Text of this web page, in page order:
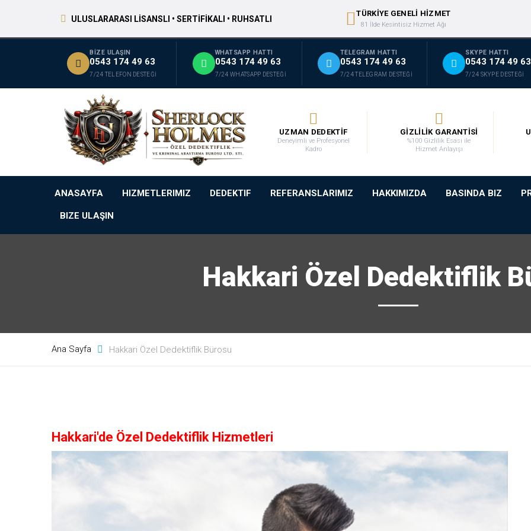
ULUSLARARASI LİSANSLI • SERTİFİKALI • RUHSATLI
TÜRKİYE GENELİ HİZMET
81 İlde Kesintisiz Hizmet Ağı
BİZE ULAŞIN
0543 174 49 63
7/24 TELEFON DESTEĞİ
WHATSAPP HATTI
0543 174 49 63
7/24 WHATSAPP DESTEĞİ
TELEGRAM HATTI
0543 174 49 63
7/24 TELEGRAM DESTEĞİ
SKYPE HATTI
0543 174 49 63
7/24 SKYPE DESTEĞİ
UZMAN DEDEKTİF
Deneyimli ve Profesyonel
Kadro
GİZLİLİK GARANTİSİ
%100 Gizlilik Esası ile
Hizmet Anlayışı
ANASAYFA HIZMETLERIMIZ DEDEKTIF REFERANSLARIMIZ HAKKIMIZDA BASINDA BIZ
BIZE ULAŞIN
Hakkari Özel Dedektiflik
Ana Sayfa Hakkari Özel Dedektiflik Bürosu
Hakkari'de Özel Dedektiflik Hizmetleri